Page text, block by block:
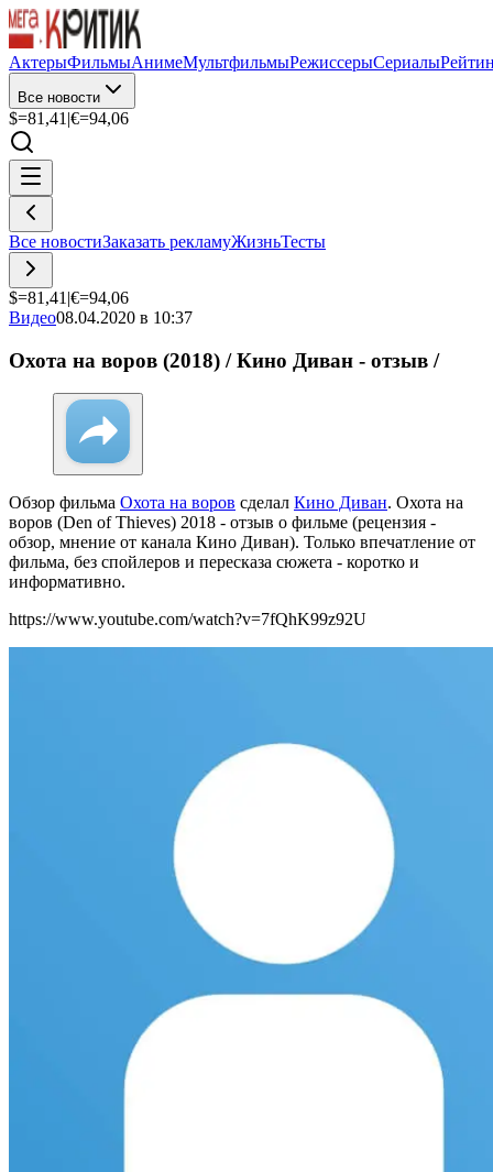
АктерыФильмыАнимеМультфильмыРежиссерыСериалы
Все новости
$=81,41 |€=94,06
Все новостиЗаказать рекламуЖизньТесты
$=81,41 |€=94,06
Видео08.04.2020 в 10:37
Охота на воров (2018) / Кино Диван - отзыв /
Обзор фильма Охота на воров сделал Кино Диван. Охота на
воров (Den of Thieves) 2018 - отзыв о фильме (рецензия -
обзор, мнение от канала Кино Диван). Только впечатление от
фильма, без спойлеров и пересказа сюжета - коротко и
информативно.
https://www.youtube.com/watch?v=7fQhK99z92U